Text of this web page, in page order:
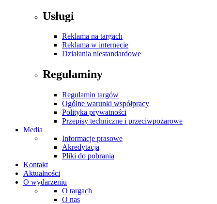
Usługi
Reklama na targach
Reklama w internecie
Działania niestandardowe
Regulaminy
Regulamin targów
Ogólne warunki współpracy
Polityka prywatności
Przepisy techniczne i przeciwpożarowe
Media
Informacje prasowe
Akredytacja
Pliki do pobrania
Kontakt
Aktualności
O wydarzeniu
O targach
O nas